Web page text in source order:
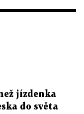
jízdenka
do světa